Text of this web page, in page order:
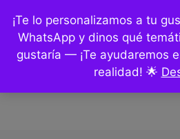
¡Te lo personalizamos a tu
WhatsApp y dinos qué
gustaría — ¡Te ayudaremos
realidad! 🌟
contenido